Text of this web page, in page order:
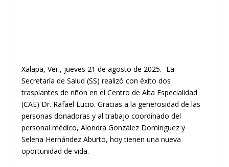
Xalapa, Ver., jueves 21 de agosto de 2025.- La
Secretaría de Salud (SS) realizó con éxito dos
trasplantes de riñón en el Centro de Alta Especialidad
(CAE) Dr. Rafael Lucio. Gracias a la generosidad de las
personas donadoras y al trabajo coordinado del
personal médico, Alondra González Domínguez y
Selena Hernández Aburto, hoy tienen una nueva
oportunidad de vida.